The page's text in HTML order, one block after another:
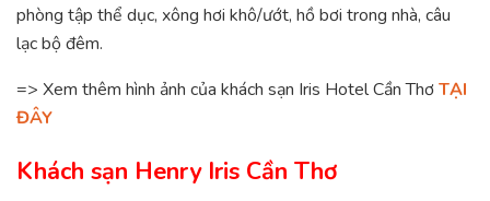
phòng tập thể dục, xông hơi khô/ướt, hồ bơi trong nhà, câu
lạc bộ đêm.
=> Xem thêm hình ảnh của khách sạn Iris Hotel Cần ThơTẠI
ĐÂY
Khách sạn Henry Iris Cần Thơ